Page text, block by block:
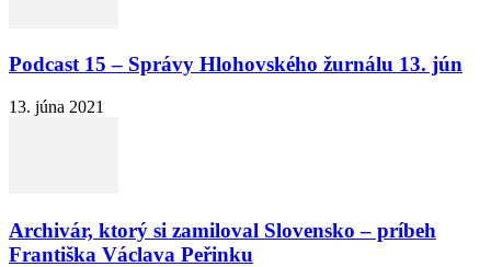
Podcast 15 – Správy Hlohovského žurnálu 13. jún
13. júna 2021
Archivár, ktorý si zamiloval Slovensko – príbeh
Františka Václava Peřinku